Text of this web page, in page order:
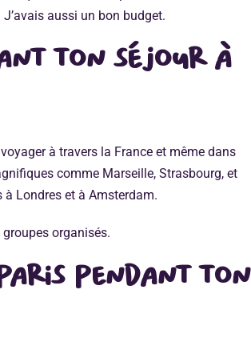
aussi un bon budget.
ton séjour à
à travers la France et même dans
comme Marseille, Strasbourg, et
à Londres et à Amsterdam.
organisés.
pendant ton